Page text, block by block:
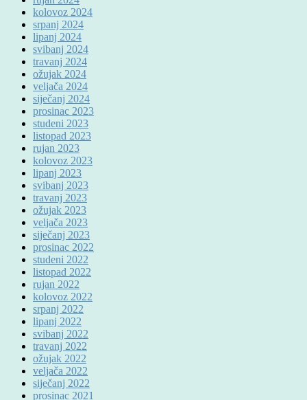
kolovoz 2024
srpanj 2024
lipanj 2024
svibanj 2024
travanj 2024
ožujak 2024
veljača 2024
siječanj 2024
prosinac 2023
studeni 2023
listopad 2023
rujan 2023
kolovoz 2023
lipanj 2023
svibanj 2023
travanj 2023
ožujak 2023
veljača 2023
siječanj 2023
prosinac 2022
studeni 2022
listopad 2022
rujan 2022
kolovoz 2022
srpanj 2022
lipanj 2022
svibanj 2022
travanj 2022
ožujak 2022
veljača 2022
siječanj 2022
prosinac 2021